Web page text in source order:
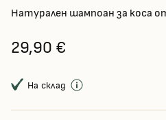
Натурален шампоан за коса
29,90 €
На склад